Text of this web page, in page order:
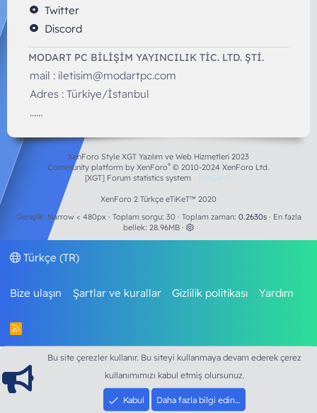
Twitter
Discord
MODART PC BILIŞIM YAYINCILIK TİC. LTD. ŞTİ.
mail : iletisim@modartpc.com
Adres : Türkiye/İstanbul
......
XenForo Style XGT Yazılım ve Web Hizmetleri 2023
Community platform by XenForo® © 2010-2024 XenForo Ltd.
[XGT] Forum statistics system
- XenGenTr
XenForo 2 Türkçe eTiKeT™ 2020
Genişlik
Toplam sorgu 30 Toplam zaman 0.2630s
En fazla
bellek 28.96MB
Türkçe (TR)
Bize ulaşın Şartlar ve kurallar Gizlilik politikası Yardım
R
Bu site çerezler kullanır. Bu siteyi kullanmaya devam ederek çerez
kullanımımızı kabul etmiş olursunuz.
Kabul Daha fazla bilgi edin…